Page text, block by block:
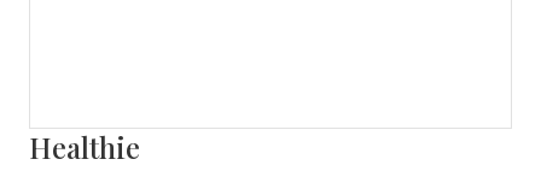
Healthie